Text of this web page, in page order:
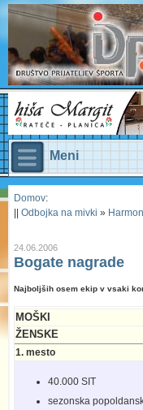
Meni
Domov:
Odbojka na mivki »
24.06.2006
Bogate nagrade
Najboljših osem ekip v vsaki
MOŠKI
ŽENSKE
1. mesto
40.000 SIT
sezonska